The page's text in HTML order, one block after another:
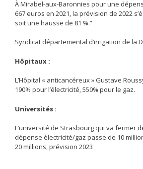
À Mirabel-aux-Baronnies pour une
667 euros en 2021, la prévision de 2022
soit une hausse de 81 %.”
Syndicat départemental d’irrigation de la
Hôpitaux :
L’Hôpital « anticancéreux » Gustave
190% pour l’électricité, 550% pour le gaz.
Universités :
L’université de Strasbourg qui va fermer
dépense électricité/gaz passe de 10
20 millions, prévision 2023